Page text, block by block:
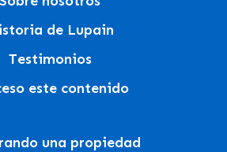
de Lupain
Testimonios
este contenido
una propiedad